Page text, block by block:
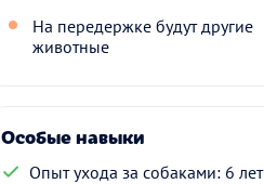
На передержке будут другие
животные
Особые навыки
Опыт ухода за собаками: 6 лет